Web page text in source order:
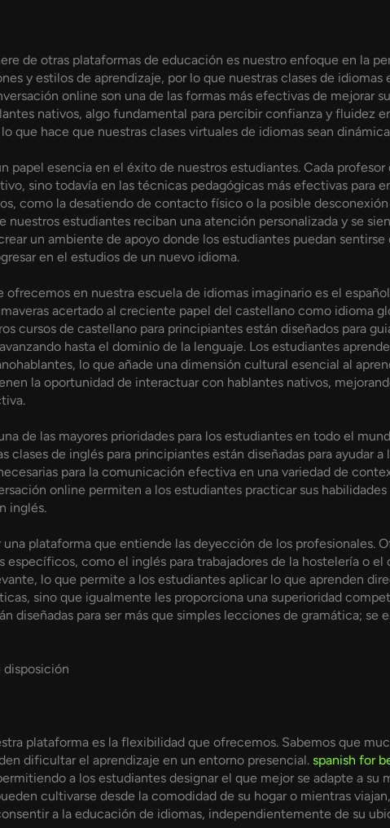
de otras plataformas de educación es nuestro enfoque en la
y estilos de aprendizaje, por lo que nuestras clases de idiomas
online son una de las formas más efectivas de mejorar
nativos, algo fundamental para percibir confianza y fluidez
que hace que nuestras clases virtuales de idiomas sean
papel esencia en el éxito de nuestros estudiantes. Cada
sino todavía en las técnicas pedagógicas más efectivas para
como la desatiendo de contacto físico o la posible
nuestros estudiantes reciban una atención personalizada y se
un ambiente de apoyo donde los estudiantes puedan
en el estudios de un nuevo idioma.
en nuestra escuela de idiomas imaginario es el
acertado al creciente papel del castellano como idioma
cursos de castellano para principiantes están diseñados para
hasta el dominio de la lenguaje. Los estudiantes
lo que añade una dimensión cultural esencial al
la oportunidad de interactuar con hablantes nativos,
de las mayores prioridades para los estudiantes en todo el
clases de inglés para principiantes están diseñadas para ayudar
para la comunicación efectiva en una variedad de
online permiten a los estudiantes practicar sus
inglés.
plataforma que entiende las deyección de los profesionales.
como el inglés para trabajadores de la hostelería o el
lo que permite a los estudiantes aplicar lo que aprenden
sino que igualmente les proporciona una superioridad
diseñadas para ser más que simples lecciones de gramática; se
disposición
plataforma es la flexibilidad que ofrecemos. Sabemos que
dificultar el aprendizaje en un entorno presencial. spanish for
a los estudiantes designar el que mejor se adapte a
cultivarse desde la comodidad de su hogar o mientras
a la educación de idiomas, independientemente de su